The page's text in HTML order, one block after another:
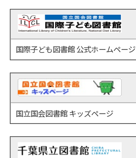
国際子ども図書館 公式ホームページ
国立国会図書館 キッズページ